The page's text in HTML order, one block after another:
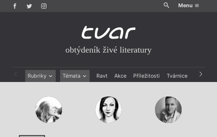
Menu
obtýdeník živé literatury
Rubriky Témata Ravt Akce Příležitosti Tvárnice Archiv
Drobná publicistika
Esejistika
Recenze a reflexe
Právě vychází
Mauzoleum
Divadlo